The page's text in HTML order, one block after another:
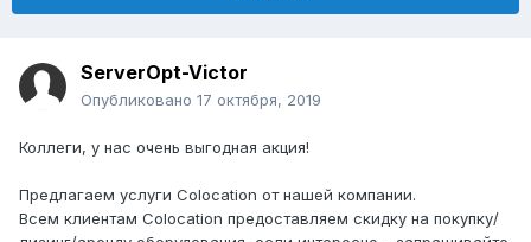
ServerOpt-Victor
Опубликовано 17 октября, 2019
Коллеги, у нас очень выгодная акция!
Предлагаем услуги Colocation от нашей компании.
Всем клиентам Colocation предоставляем скидку на покупку/